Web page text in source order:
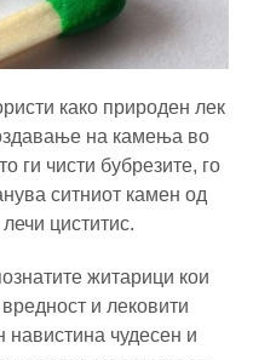
како природен лек
на камења во
ги чисти бубрезите, го
ситниот камен од
циститис.
житарици кои
и лековити
навистина чудесен и